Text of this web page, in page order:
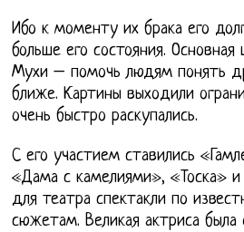
Ибо к моменту их брака его
больше его состояния. Основная
Мухи – помочь людям понять
ближе. Картины выходили
очень быстро раскупались.
С его участием ставились
«Дама с камелиями», «Тоска» и
для театра спектакли по
сюжетам. Великая актриса была